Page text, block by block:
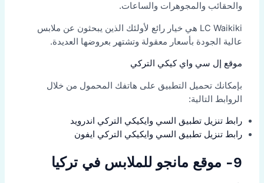
والحقائب والمجوهرات والساعات.
LC Waikiki هي خيار رائع لأولئك الذين يبحثون عن ملابس
عالية الجودة بأسعار معقولة وتشتهر بعروضها العديدة.
موقع إل سي واي كيكي التركي
بإمكانك تحميل التطبيق على هاتفك المحمول من خلال
الروابط التالية:
رابط تنزيل تطبيق السي وايكيكي التركي اندرويد
رابط تنزيل تطبيق السي وايكيكي التركي ايفون
9- موقع مانجو للملابس في تركيا